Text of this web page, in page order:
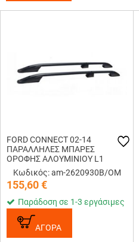
FORD CONNECT 02-14
ΠΑΡΑΛΛΗΛΕΣ ΜΠΑΡΕΣ
ΟΡΟΦΗΣ ΑΛΟΥΜΙΝΙΟΥ L1
ΜΑΥΡΕΣ
Κωδικός: am-2620930B/OM
155,60€
Παράδοση σε 1-3 εργάσιμες
ΑΓΟΡΑ